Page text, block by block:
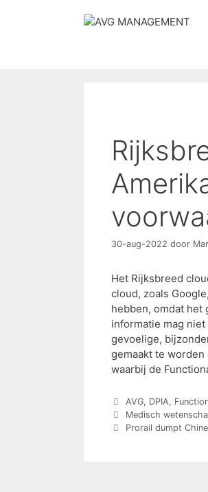
30-aug-2022 door
Het Rijksbreed
cloud, zoals
hebben, omdat het
informatie mag
gevoelige,
gemaakt te worden
waarbij de
AVG, DPIA,
Medisch
Prorail dumpt